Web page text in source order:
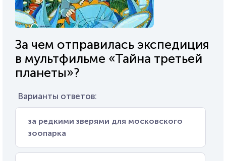
За чем отправилась экспедиция
в мультфильме «Тайна третьей
планеты»?
Варианты ответов:
за редкими зверями для московского
зоопарка